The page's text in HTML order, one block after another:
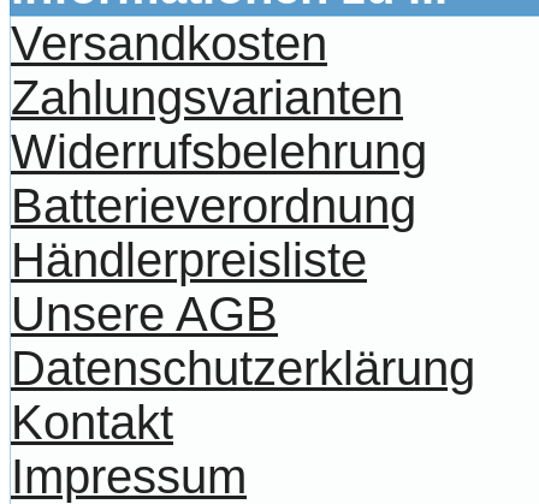
Versandkosten
Zahlungsvarianten
Widerrufsbelehrung
Batterieverordnung
Händlerpreisliste
Unsere AGB
Datenschutzerklärung
Kontakt
Impressum